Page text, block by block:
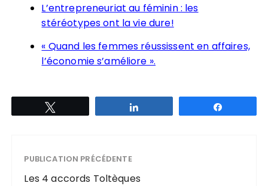
L’entrepreneuriat au féminin : les
stéréotypes ont la vie dure!
« Quand les femmes réussissent en affaires,
l’économie s’améliore ».
PUBLICATION PRÉCÉDENTE
Les 4 accords Toltèques